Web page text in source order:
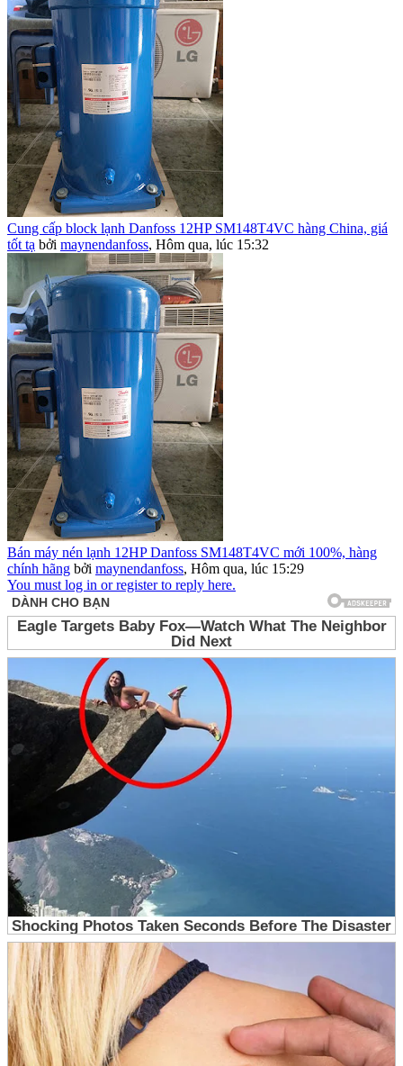
Cung cấp block lạnh Danfoss 12HP SM148T4VC hàng China, giá
tốt tạ bởi maynendanfoss, Hôm qua, lúc 15:32
Bán máy nén lạnh 12HP Danfoss SM148T4VC mới 100%, hàng
chính hãng bởi maynendanfoss, Hôm qua, lúc 15:29
You must log in or register to reply here.